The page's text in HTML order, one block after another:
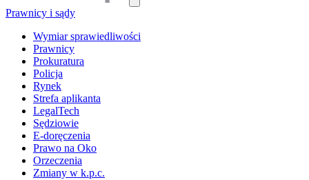
Prawnicy i sądy
Wymiar sprawiedliwości
Prawnicy
Prokuratura
Policja
Rynek
Strefa aplikanta
LegalTech
Sędziowie
E-doręczenia
Prawo na Oko
Orzeczenia
Zmiany w k.p.c.